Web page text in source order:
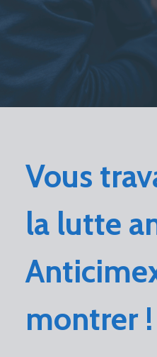
Vous
la lutte
montrer !